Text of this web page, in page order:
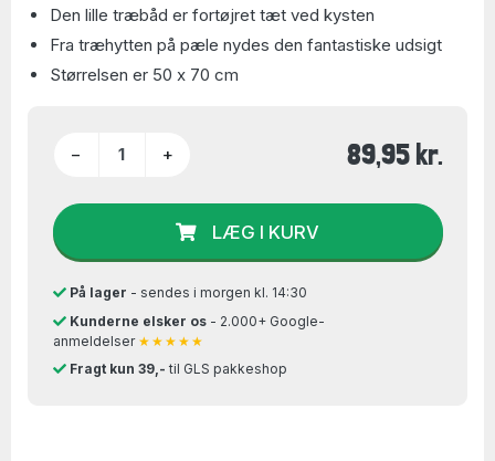
Den lille træbåd er fortøjret tæt ved kysten
Fra træhytten på pæle nydes den fantastiske udsigt
Størrelsen er 50 x 70 cm
− + 89,95 kr.
LÆG I KURV
På lager - sendes i morgen kl. 14:30
Kunderne elsker os- 2.000+ Google-
anmeldelser ★★★★★
Fragt kun 39,- til GLS pakkeshop